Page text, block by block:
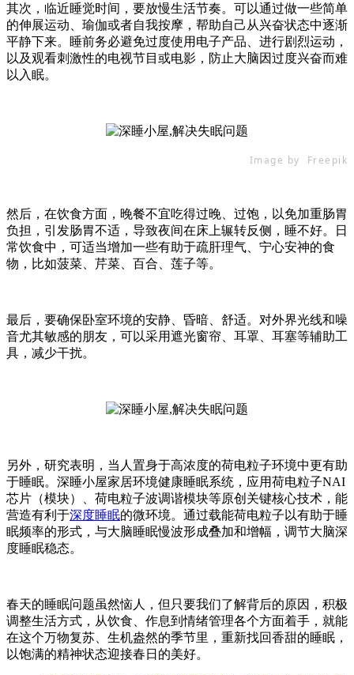
其次，临近睡觉时间，要放慢生活节奏。可以通过做一些简单
的伸展运动、瑜伽或者自我按摩，帮助自己从兴奋状态中逐渐
平静下来。睡前务必避免过度使用电子产品、进行剧烈运动，
以及观看刺激性的电视节目或电影，防止大脑因过度兴奋而难
以入眠。
Image by Freepik
然后，在饮食方面，晚餐不宜吃得过晚、过饱，以免加重肠胃
负担，引发肠胃不适，导致夜间在床上辗转反侧，睡不好。日
常饮食中，可适当增加一些有助于疏肝理气、宁心安神的食
物，比如菠菜、芹菜、百合、莲子等。
最后，要确保卧室环境的安静、昏暗、舒适。对外界光线和噪
音尤其敏感的朋友，可以采用遮光窗帘、耳罩、耳塞等辅助工
具，减少干扰。
另外，研究表明，当人置身于高浓度的荷电粒子环境中更有助
于睡眠。深睡小屋家居环境健康睡眠系统，应用荷电粒子NAI
芯片（模块）、荷电粒子波调谐模块等原创关键核心技术，能
营造有利于深度睡眠的微环境。通过载能荷电粒子以有助于睡
眠频率的形式，与大脑睡眠慢波形成叠加和增幅，调节大脑深
度睡眠稳态。
春天的睡眠问题虽然恼人，但只要我们了解背后的原因，积极
调整生活方式，从饮食、作息到情绪管理各个方面着手，就能
在这个万物复苏、生机盎然的季节里，重新找回香甜的睡眠，
以饱满的精神状态迎接春日的美好。